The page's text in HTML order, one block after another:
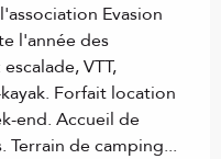
Evasion
l'année des
VTT,
Forfait location
end. Accueil de
Terrain de camping...